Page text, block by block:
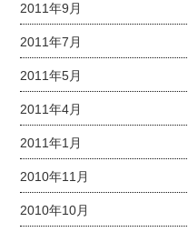
2011年9月
2011年7月
2011年5月
2011年4月
2011年1月
2010年11月
2010年10月